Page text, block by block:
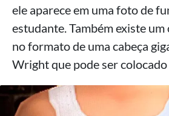
ele aparece em uma foto de
estudante. Também existe
no formato de uma cabeça
Wright que pode ser